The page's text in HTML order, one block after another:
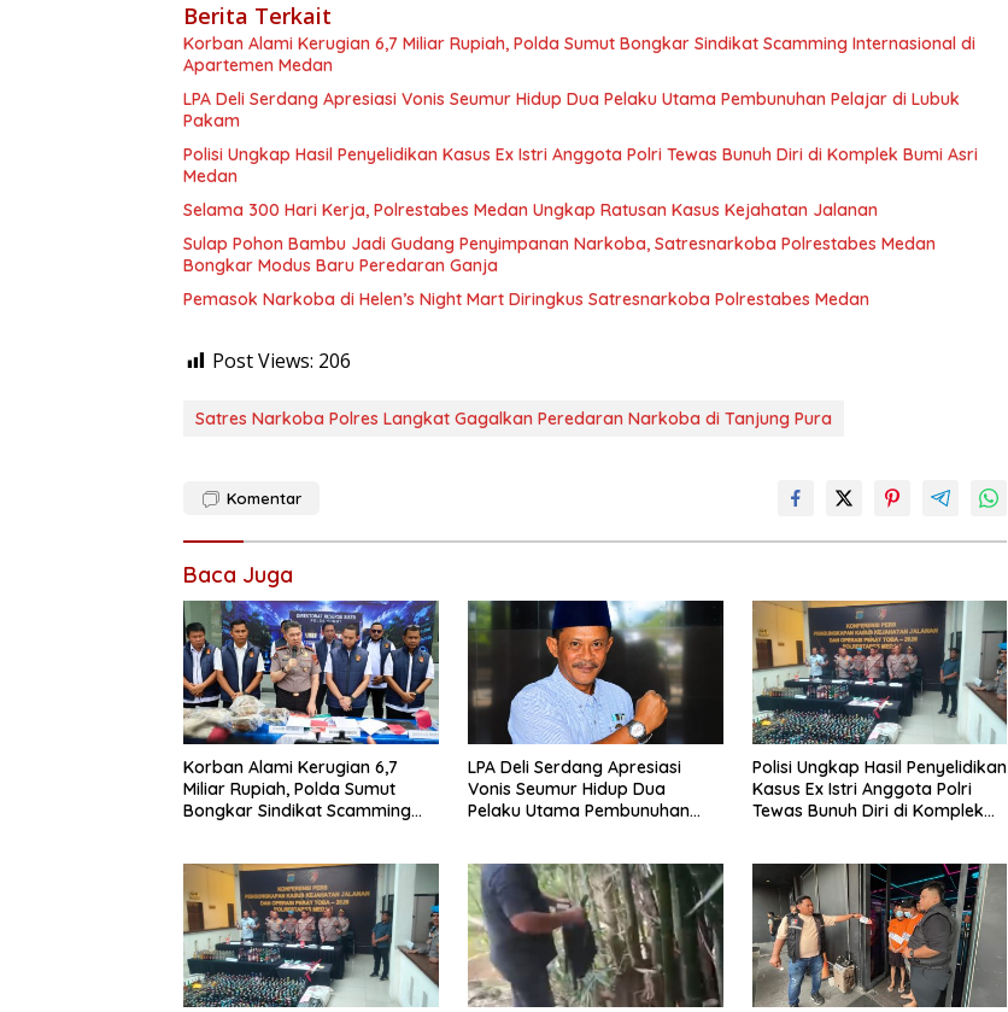
Berita Terkait
Korban Alami Kerugian 6,7 Miliar Rupiah, Polda Sumut Bongkar Sindikat Scamming Internasional di
Apartemen Medan
LPA Deli Serdang Apresiasi Vonis Seumur Hidup Dua Pelaku Utama Pembunuhan Pelajar di Lubuk
Pakam
Polisi Ungkap Hasil Penyelidikan Kasus Ex Istri Anggota Polri Tewas Bunuh Diri di Komplek Bumi Asri
Medan
Selama 300 Hari Kerja, Polrestabes Medan Ungkap Ratusan Kasus Kejahatan Jalanan
Sulap Pohon Bambu Jadi Gudang Penyimpanan Narkoba, Satresnarkoba Polrestabes Medan
Bongkar Modus Baru Peredaran Ganja
Pemasok Narkoba di Helen’s Night Mart Diringkus Satresnarkoba Polrestabes Medan
Post Views: 206
Satres Narkoba Polres Langkat Gagalkan Peredaran Narkoba di Tanjung Pura
Komentar
Baca Juga
Korban Alami Kerugian 6,7
Miliar Rupiah, Polda Sumut
Bongkar Sindikat Scamming
LPA Deli Serdang Apresiasi
Vonis Seumur Hidup Dua
Pelaku Utama Pembunuhan
Polisi Ungkap Hasil Penyelidikan
Kasus Ex Istri Anggota Polri
Tewas Bunuh Diri di Komplek